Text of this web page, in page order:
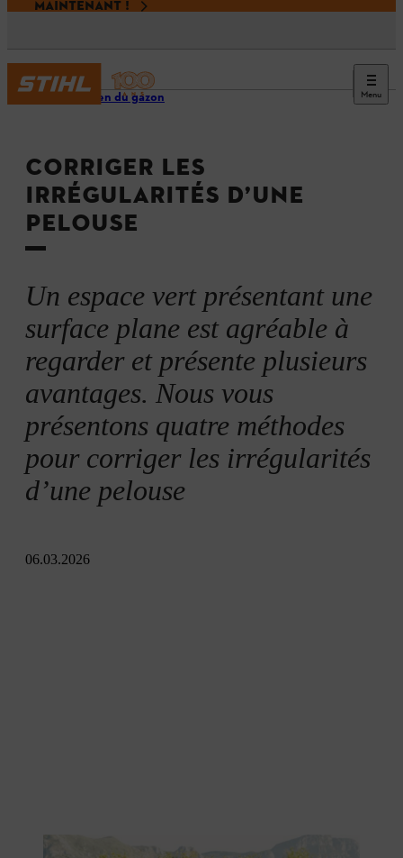
MAINTENANT !
Menu
Entretien du gazon
CORRIGER LES
IRRÉGULARITÉS D’UNE
PELOUSE
Un espace vert présentant une
surface plane est agréable à
regarder et présente plusieurs
avantages. Nous vous
présentons quatre méthodes
pour corriger les irrégularités
d’une pelouse
06.03.2026
Plusieurs possibilités s’offrent à vous pour corriger l’irrégularité